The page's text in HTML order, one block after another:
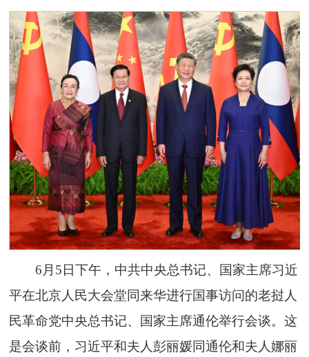
6月5日下午，中共中央总书记、国家主席习近
平在北京人民大会堂同来华进行国事访问的老挝人
民革命党中央总书记、国家主席通伦举行会谈。这
是会谈前，习近平和夫人彭丽媛同通伦和夫人娜丽